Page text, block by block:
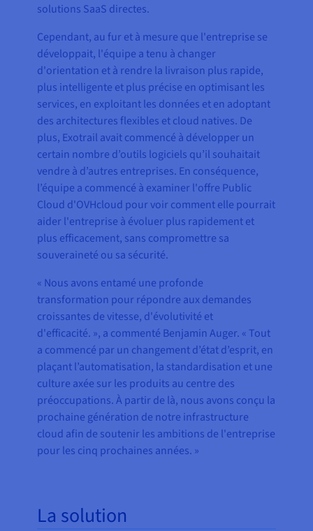
solutions SaaS directes.
Cependant, au fur et à mesure que l'entreprise se
développait, l'équipe a tenu à changer
d'orientation et à rendre la livraison plus rapide,
plus intelligente et plus précise en optimisant les
services, en exploitant les données et en adoptant
des architectures flexibles et cloud natives. De
plus, Exotrail avait commencé à développer un
certain nombre d’outils logiciels qu’il souhaitait
vendre à d’autres entreprises. En conséquence,
l’équipe a commencé à examiner l'offre Public
Cloud d'OVHcloud pour voir comment elle pourrait
aider l'entreprise à évoluer plus rapidement et
plus efficacement, sans compromettre sa
souveraineté ou sa sécurité.
« Nous avons entamé une profonde
transformation pour répondre aux demandes
croissantes de vitesse, d'évolutivité et
d'efficacité. », a commenté Benjamin Auger. « Tout
a commencé par un changement d’état d’esprit, en
plaçant l’automatisation, la standardisation et une
culture axée sur les produits au centre des
préoccupations. À partir de là, nous avons conçu la
prochaine génération de notre infrastructure
cloud afin de soutenir les ambitions de l'entreprise
pour les cinq prochaines années. »
La solution